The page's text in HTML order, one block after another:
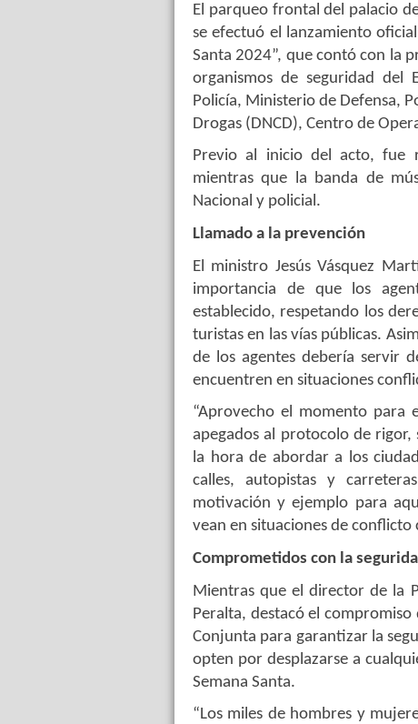
El parqueo frontal del palacio
se efectuó el lanzamiento
Santa 2024”, que contó con la
organismos de seguridad
Policía, Ministerio de Defensa,
Drogas (DNCD), Centro de
Previo al inicio del acto, fue
mientras que la banda de
Nacional y policial.
Llamado a la prevención
El ministro Jesús Vásquez
importancia de que los
establecido, respetando los
turistas en las vías públicas.
de los agentes debería servir
encuentren en situaciones
“Aprovecho el momento para
apegados al protocolo de rigor,
la hora de abordar a los
calles, autopistas y
motivación y ejemplo para
vean en situaciones de conflicto
Comprometidos con la
Mientras que el director de la
Peralta, destacó el compromiso
Conjunta para garantizar la
opten por desplazarse a
Semana Santa.
“Los miles de hombres y